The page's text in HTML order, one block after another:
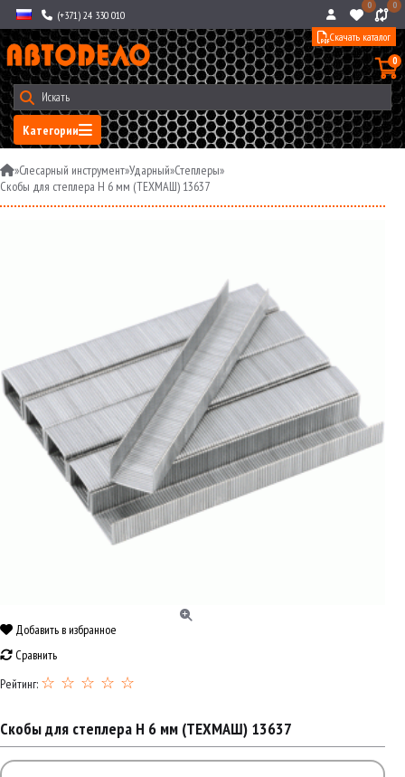
(+371) 24 330 010
0 0
Категории
0
Скачать каталог
»Слесарный инструмент»Ударный»Степлеры»
Скобы для степлера H 6 мм (ТЕХМАШ) 13637
Добавить в избранное
Сравнить
Рейтинг: ☆ ☆ ☆ ☆ ☆
Скобы для степлера H 6 мм (ТЕХМАШ) 13637